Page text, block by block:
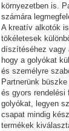
környezetben is.
számára
A kreatív alkotók
tökéletesek
díszítéséhez vagy
hogy a golyókat
és személyre
Partnerünk
és gyors
golyókat, legyen
csapat mindig
termékek